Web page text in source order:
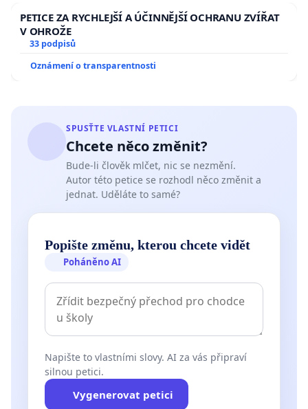
PETICE ZA RYCHLEJŠÍ A ÚČINNĚJŠÍ OCHRANU ZVÍŘAT
V OHROŽE
33 podpisů
Oznámení o transparentnosti
SPUSŤTE VLASTNÍ PETICI
Chcete něco změnit?
Bude-li člověk mlčet, nic se nezmění.
Autor této petice se rozhodl něco změnit a
jednat. Uděláte to samé?
Popište změnu, kterou chcete vidět
Poháněno AI
Napište to vlastními slovy. AI za vás připraví
silnou petici.
Vygenerovat petici